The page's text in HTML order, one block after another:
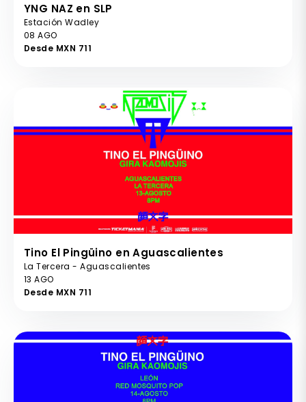
YNG NAZ en SLP
Estación Wadley
08 AGO
Desde MXN 711
Tino El Pingüino en Aguascalientes
La Tercera - Aguascalientes
13 AGO
Desde MXN 711